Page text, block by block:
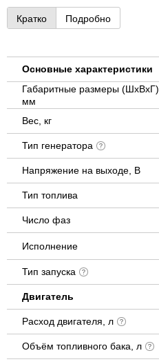
Кратко Подробно
Основные характеристики
Габаритные размеры (ШхВхГ),
мм
Вес, кг
Тип генератора
Напряжение на выходе, В
Тип топлива
Число фаз
Исполнение
Тип запуска
Двигатель
Расход двигателя, л
Объём топливного бака, л